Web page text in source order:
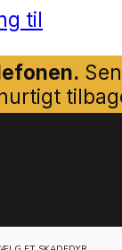
til